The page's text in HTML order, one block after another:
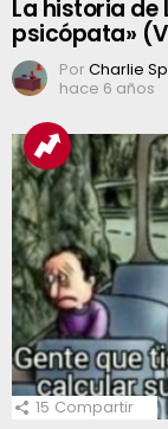
La historia de
psicópata»
PorCharlie
hace 6 años
15 Compartir